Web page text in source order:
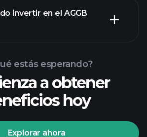
invertir en el AGGB
estás esperando?
a obtener
hoy
Explorar ahora